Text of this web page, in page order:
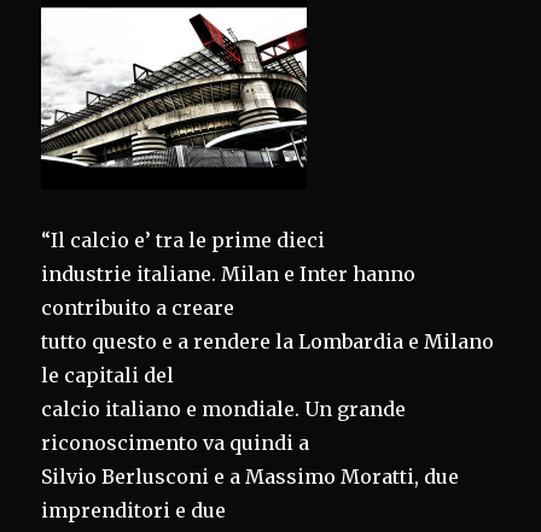
“Il calcio e’ tra le prime dieci
industrie italiane. Milan e Inter hanno
contribuito a creare
tutto questo e a rendere la Lombardia e Milano
le capitali del
calcio italiano e mondiale. Un grande
riconoscimento va quindi a
Silvio Berlusconi e a Massimo Moratti, due
imprenditori e due